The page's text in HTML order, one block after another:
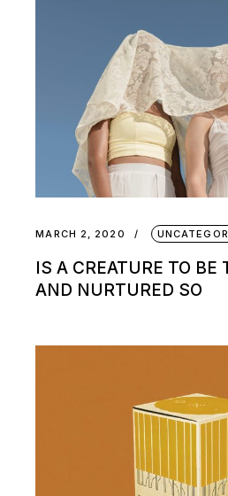
MARCH 2, 2020
IS A CREATURE TO BE
AND NURTURED SO